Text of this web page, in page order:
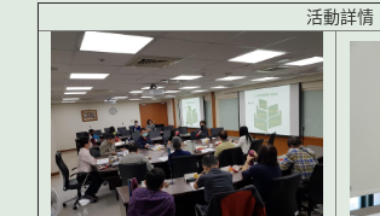
活動詳情